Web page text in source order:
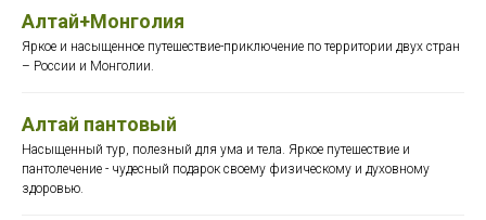
Алтай+Монголия
Яркое и насыщенное путешествие-приключение по территории двух стран
– России и Монголии.
Алтай пантовый
Насыщенный тур, полезный для ума и тела. Яркое путешествие и
пантолечение - чудесный подарок своему физическому и духовному
здоровью.